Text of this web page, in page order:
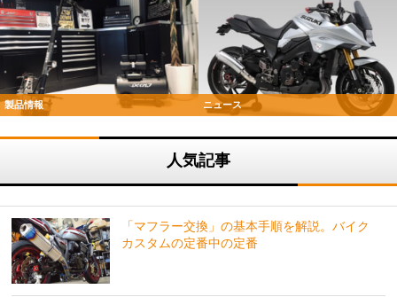
製品情報 ニュース
人気記事
「マフラー交換」の基本手順を解説。バイク
カスタムの定番中の定番